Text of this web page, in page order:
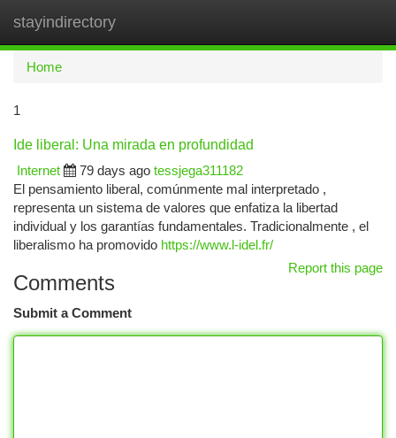
stayindirectory
Home
1
Ide liberal: Una mirada en profundidad
Internet
79 days ago tessjega311182
El pensamiento liberal, comúnmente mal interpretado ,
representa un sistema de valores que enfatiza la libertad
individual y los garantías fundamentales. Tradicionalmente , el
liberalismo ha promovido https://www.l-idel.fr/
Report this page
Comments
Submit a Comment